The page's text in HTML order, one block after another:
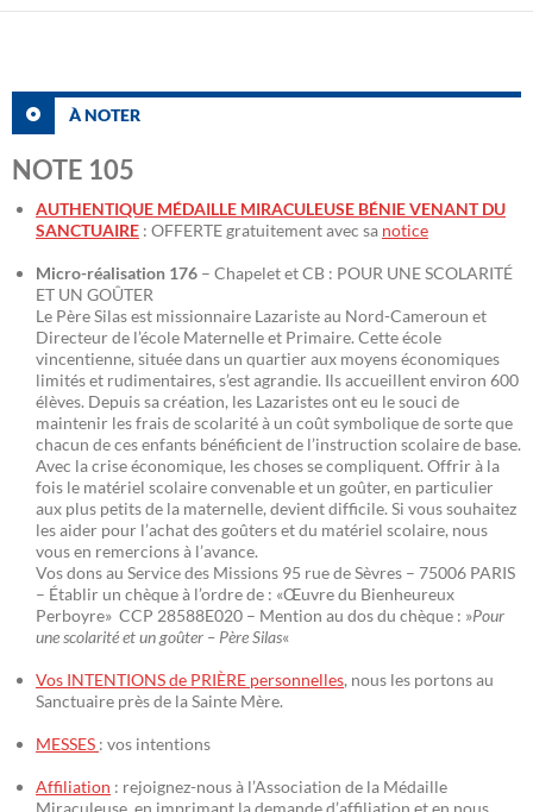
À NOTER
NOTE 105
AUTHENTIQUE MÉDAILLE MIRACULEUSE BÉNIE VENANT DU
SANCTUAIRE : OFFERTE gratuitement avec sa notice
Micro-réalisation 176 – Chapelet et CB : POUR UNE SCOLARITÉ
ET UN GOÛTER
Le Père Silas est missionnaire Lazariste au Nord-Cameroun et
Directeur de l’école Maternelle et Primaire. Cette école
vincentienne, située dans un quartier aux moyens économiques
limités et rudimentaires, s’est agrandie. Ils accueillent environ 600
élèves. Depuis sa création, les Lazaristes ont eu le souci de
maintenir les frais de scolarité à un coût symbolique de sorte que
chacun de ces enfants bénéficient de l’instruction scolaire de base.
Avec la crise économique, les choses se compliquent. Offrir à la
fois le matériel scolaire convenable et un goûter, en particulier
aux plus petits de la maternelle, devient difficile. Si vous souhaitez
les aider pour l’achat des goûters et du matériel scolaire, nous
vous en remercions à l’avance.
Vos dons au Service des Missions 95 rue de Sèvres – 75006 PARIS
– Établir un chèque à l’ordre de : «Œuvre du Bienheureux
Perboyre» CCP 28588E020 – Mention au dos du chèque : »Pour
une scolarité et un goûter – Père Silas«
Vos INTENTIONS de PRIÈRE personnelles, nous les portons au
Sanctuaire près de la Sainte Mère.
MESSES : vos intentions
Affiliation : rejoignez-nous à l’Association de la Médaille